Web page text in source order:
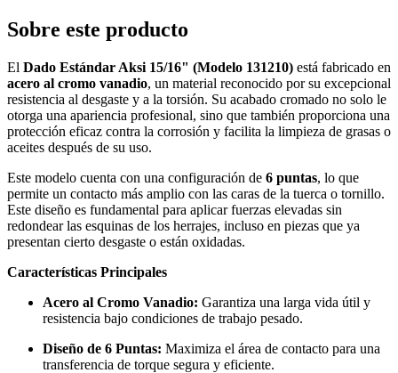
Sobre este producto
El Dado Estándar Aksi 15/16" (Modelo 131210) está fabricado en
acero al cromo vanadio, un material reconocido por su excepcional
resistencia al desgaste y a la torsión. Su acabado cromado no solo le
otorga una apariencia profesional, sino que también proporciona una
protección eficaz contra la corrosión y facilita la limpieza de grasas o
aceites después de su uso.
Este modelo cuenta con una configuración de 6 puntas, lo que
permite un contacto más amplio con las caras de la tuerca o tornillo.
Este diseño es fundamental para aplicar fuerzas elevadas sin
redondear las esquinas de los herrajes, incluso en piezas que ya
presentan cierto desgaste o están oxidadas.
Características Principales
Acero al Cromo Vanadio: Garantiza una larga vida útil y
resistencia bajo condiciones de trabajo pesado.
Diseño de 6 Puntas: Maximiza el área de contacto para una
transferencia de torque segura y eficiente.